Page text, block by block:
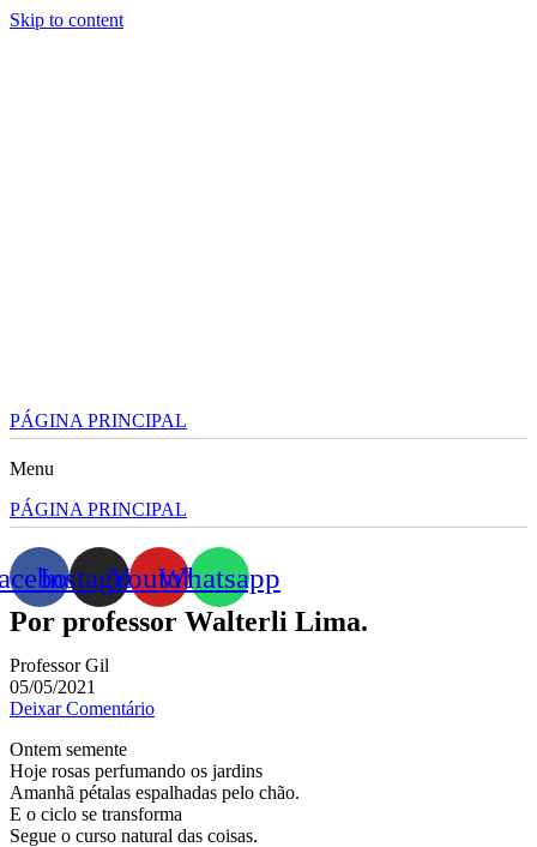
Skip to content
PÁGINA PRINCIPAL
Menu
PÁGINA PRINCIPAL
InstagramYoutubeWhatsapp
Por professor Walterli Lima.
Professor Gil
05/05/2021
Deixar Comentário
Ontem semente
Hoje rosas perfumando os jardins
Amanhã pétalas espalhadas pelo chão.
E o ciclo se transforma
Segue o curso natural das coisas.